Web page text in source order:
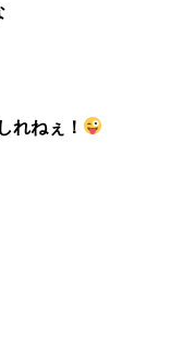
れねぇ！